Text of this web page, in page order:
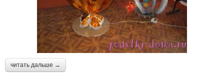
читать дальше →